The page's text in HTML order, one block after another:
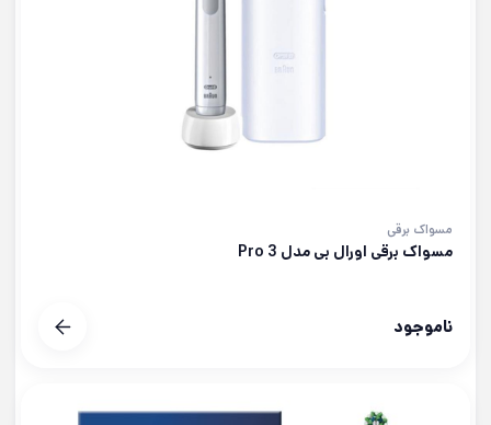
مسواک برقی
مسواک برقی اورال بی مدل Pro 3
ناموجود